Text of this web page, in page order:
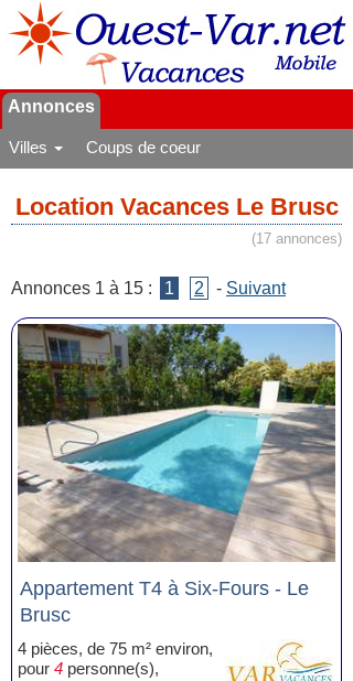
Annonces
Villes Coups de coeur
Location Vacances Le Brusc
(17 annonces)
Annonces 1 à 15 : 1 2 - Suivant
Appartement T4 à Six-Fours - Le
Brusc
4 pièces, de 75 m² environ,
pour 4 personne(s),